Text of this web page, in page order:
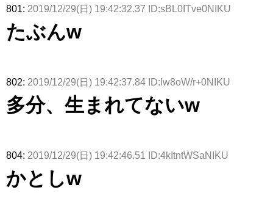
さまの反応
理子、8/6
ト！」水曜
スタジオ出
uddiesを
る...
カップお姉
2曲目っ
師匠オード
801: 2019/12/29(日) 19:42:32.37 ID:sBL0ITve0NIKU
たぶんw
802: 2019/12/29(日) 19:42:37.84 ID:lw8oW/r+0NIKU
多分、生まれてないw
804: 2019/12/29(日) 19:42:46.51 ID:4kItntWSaNIKU
かとしw